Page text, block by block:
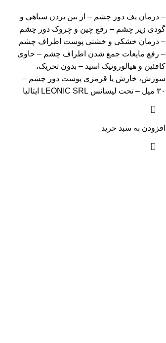
– درمان پف دور چشم – از بین بردن سیاهی و
گودی زیر چشم – رفع چین و چروک دور چشم
– درمان خشکی و خشنی پوست اطراف چشم
– رفع مایعات جمع شدن اطراف چشم – حاوی
کافئین و هیالورونیک اسید – بدون تحریک،
سوزش، خارش یا قرمزی پوست دور چشم –
۳۰ میل – تحت لیسانس LEONIC SRL ایتالیا
افزودن به سبد خرید